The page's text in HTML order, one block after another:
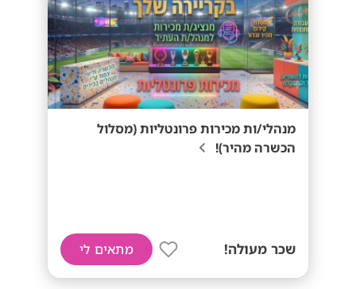
מנהלי/ות מכירות פרונטליות (מסלול
הכשרה מהיר)!
שכר מעולה! מתאים לי